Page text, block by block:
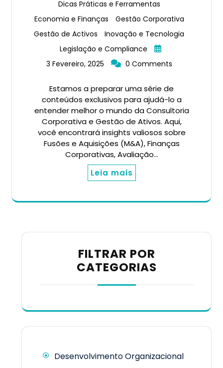
Dicas Práticas e Ferramentas
Economia e Finanças
Gestão Corporativa
Gestão de Activos
Inovação e Tecnologia
Legislação e Compliance
3 Fevereiro, 2025
0 Comments
Estamos a preparar uma série de
conteúdos exclusivos para ajudá-lo a
entender melhor o mundo da Consultoria
Corporativa e Gestão de Ativos. Aqui,
você encontrará insights valiosos sobre
Fusões e Aquisições (M&A), Finanças
Corporativas, Avaliação…
Leia mais
FILTRAR POR
CATEGORIAS
Desenvolvimento Organizacional